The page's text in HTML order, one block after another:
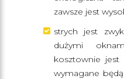
zawsze jest
strych jest
dużymi
kosztownie
wymagane